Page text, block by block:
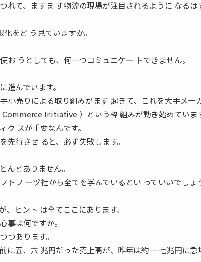
れて、ますま す物流の現場が注目されるように なるは
化をど う見ていますか。
お うとしても、何一つコミュニケー トできません。
進んでいます。
小売りによる取り組みがまず 起きて、これを大手メー
Initiative ）という枠 組みが動き始めていま
ク スが重要なんです。
先行させ ると、必ず失敗します。
んどありません。
トフ ーヅ社から全てを学んでいるとい っていいでしょ
ヒント は全てここにあります。
事は何ですか。
つあります。
に五、六 兆円だった売上高が、昨年は約一 七兆円に急